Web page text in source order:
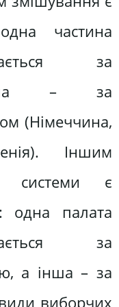
частина
за
– за
(Німеччина,
Іншим
системи є
одна палата
за
а інша – за
виборчих